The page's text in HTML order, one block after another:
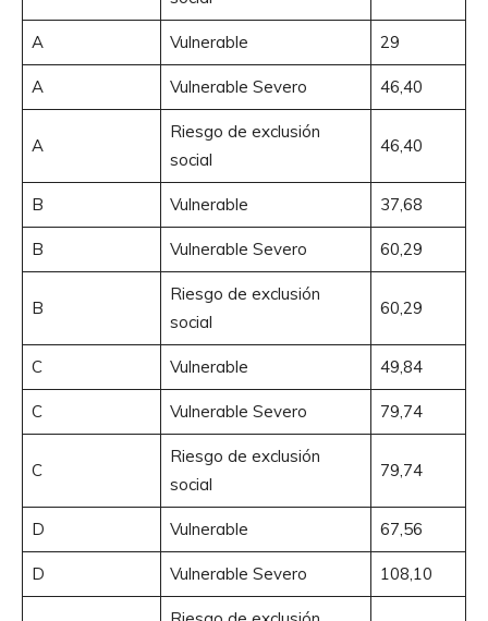
A Vulnerable 29
A Vulnerable Severo 46,40
A
Riesgo de exclusión
social
46,40
B Vulnerable 37,68
B Vulnerable Severo 60,29
B
Riesgo de exclusión
social
60,29
C Vulnerable 49,84
C Vulnerable Severo 79,74
C
Riesgo de exclusión
social
79,74
D Vulnerable 67,56
D Vulnerable Severo 108,10